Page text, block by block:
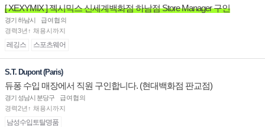
[ XEXYMIX ] 젝시믹스 신세계백화점 하남점 Store Manager 구인
경기 하남시
급여협의
경력3년↑ 채용시까지
레깅스 스포츠웨어
S.T. Dupont (Paris)
듀퐁 수입 매장에서 직원 구인합니다. (현대백화점 판교점)
경기 성남시 분당구
급여협의
경력2년↑ 채용시까지
남성수입토탈명품